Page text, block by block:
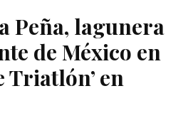
Peña, lagunera
de México en
Triatlón’ en